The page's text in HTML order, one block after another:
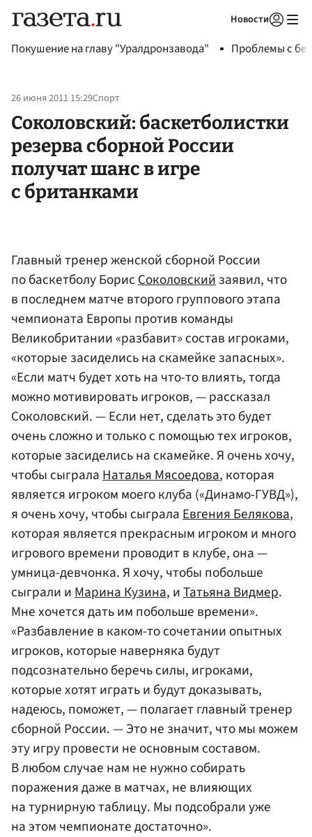
Новости
Покушение на главу "Уралдронзавода" Проблемы с
26 июня 2011 15:29Спорт
Соколовский: баскетболистки
резерва сборной России
получат шанс в игре
с британками
Главный тренер женской сборной России
по баскетболу БорисСоколовскийзаявил, что
в последнем матче второго группового этапа
чемпионата Европы против команды
Великобритании «разбавит» состав игроками,
«которые засиделись на скамейке запасных».
«Если матч будет хоть на что-то влиять, тогда
можно мотивировать игроков, — рассказал
Соколовский. — Если нет, сделать это будет
очень сложно и только с помощью тех игроков,
которые засиделись на скамейке. Я очень хочу,
чтобы сыгралаНаталья Мясоедова, которая
является игроком моего клуба («Динамо-ГУВД»),
я очень хочу, чтобы сыгралаЕвгения Белякова,
которая является прекрасным игроком и много
игрового времени проводит в клубе, она —
умница-девчонка. Я хочу, чтобы побольше
сыграли иМарина Кузина, иТатьяна Видмер.
Мне хочется дать им побольше времени».
«Разбавление в каком-то сочетании опытных
игроков, которые наверняка будут
подсознательно беречь силы, игроками,
которые хотят играть и будут доказывать,
надеюсь, поможет, — полагает главный тренер
сборной России. — Это не значит, что мы можем
эту игру провести не основным составом.
В любом случае нам не нужно собирать
поражения даже в матчах, не влияющих
на турнирную таблицу. Мы подсобрали уже
на этом чемпионате достаточно».